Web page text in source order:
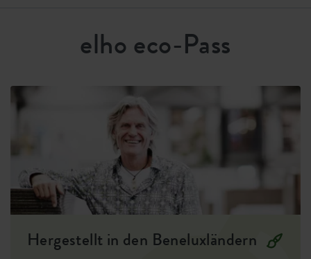
einiges aus und ist vollständig recycelbar. So hast du lange
Freude an einem Blumentopf, der schön bleibt.
Erhöhter Boden
nein
Behälter Beweis
ja
Optionale Bohrlöcher
EAN
8711904281434
SKU
9202222440300
elho eco-Pass
Hergestellt in den Beneluxländern